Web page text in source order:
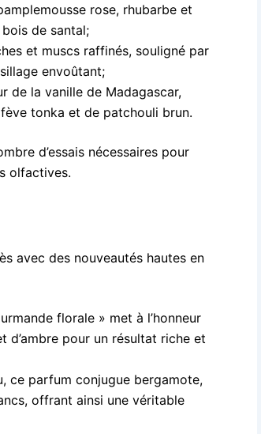
rose, rhubarbe et
de santal;
et muscs raffinés, souligné par
envoûtant;
de la vanille de Madagascar,
tonka et de patchouli brun.
d’essais nécessaires pour
olfactives.
avec des nouveautés hautes en
florale » met à l’honneur
d’ambre pour un résultat riche et
ce parfum conjugue bergamote,
offrant ainsi une véritable